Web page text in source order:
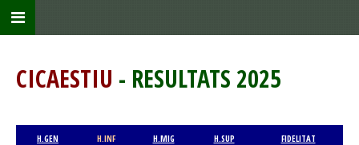
CICAESTIU - RESULTATS 2025
H.GEN H.INF H.MIG H.SUP FIDELITAT